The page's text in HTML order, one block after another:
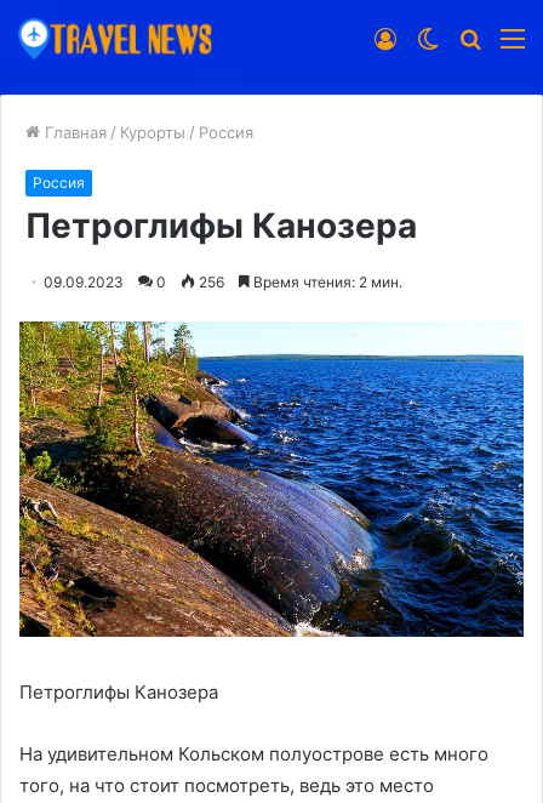
Switch
Войти
Главная / Курорты / Россия
Россия
Петроглифы Канозера
09.09.2023 0 256 Время чтения: 2 мин.
Петроглифы Канозера
На удивительном Кольском полуострове есть много
того, на что стоит посмотреть, ведь это место